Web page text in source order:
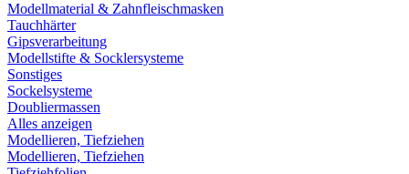
Modellmaterial & Zahnfleischmasken
Tauchhärter
Gipsverarbeitung
Modellstifte & Socklersysteme
Sonstiges
Sockelsysteme
Doubliermassen
Alles anzeigen
Modellieren, Tiefziehen
Modellieren, Tiefziehen